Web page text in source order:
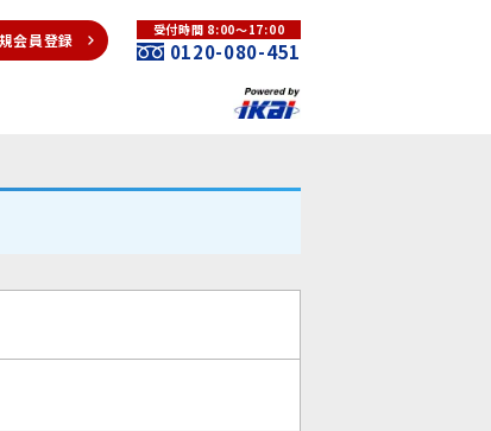
会員登録
受付時間 8:00～17:00
0120-080-451